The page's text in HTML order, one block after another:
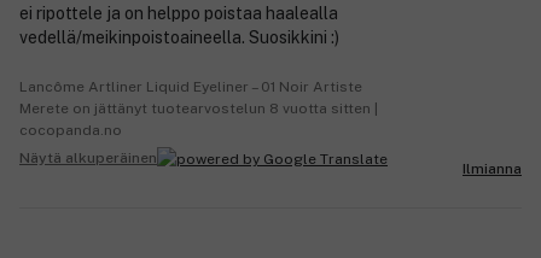
ei ripottele ja on helppo poistaa haalealla
vedellä/meikinpoistoaineella. Suosikkini :)
Lancôme Artliner Liquid Eyeliner – 01 Noir Artiste
Merete on jättänyt tuotearvostelun 8 vuotta sitten |
cocopanda.no
Näytä alkuperäinen
Ilmianna